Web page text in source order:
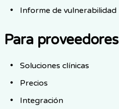
Informe de vulnerabilidad
Para proveedores
Soluciones clínicas
Precios
Integración